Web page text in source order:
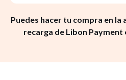
Puedes hacer tu compra en la
recarga de Libon Payment